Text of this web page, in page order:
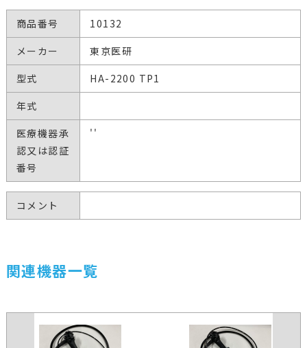
商品番号
10132
メーカー
東京医研
型式
HA-2200 TP1
年式
医療機器承
認又は認証
番号
''
コメント
関連機器一覧